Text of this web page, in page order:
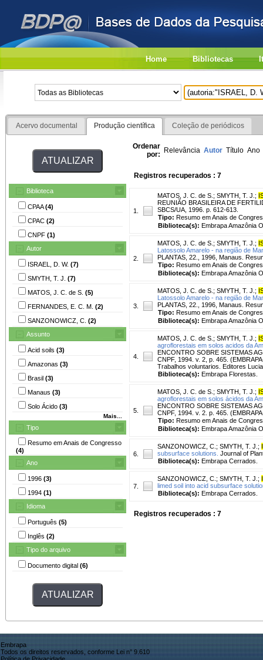
Home Bibliotecas
Acervo documental Produção científica Coleção de periódicos
Biblioteca
CPAA(4)
CPAC (2)
CNPF (1)
Autor
ISRAEL, D. W. (7)
SMYTH, T. J. (7)
MATOS, J. C. de S. (5)
FERNANDES, E. C. M. (2)
SANZONOWICZ, C. (2)
Assunto
Acid soils (3)
Amazonas (3)
Brasil (3)
Manaus (3)
Solo Ácido (3)
Mais...
Tipo
Resumo em Anais de Congresso
(4)
Ano
1996 (3)
1994 (1)
Idioma
Português (5)
Inglês (2)
Tipo do arquivo
Documento digital (6)
Ordenar
por: Relevância Autor Título Ano
Registros recuperados : 7
1.
MATOS, J. C. de S. ; SMYTH, T. J. ;
REUNIÃO BRASILEIRA DE
SBCS/UA, 1996. p. 612-613.
Tipo: Resumo em Anais de
Biblioteca(s): Embrapa Amazônia
2.
MATOS, J. C. de S. ; SMYTH, T. J. ;
Latossolo Amarelo - na região de
PLANTAS, 22., 1996, Manaus.
Tipo: Resumo em Anais de
Biblioteca(s): Embrapa Amazônia
3.
MATOS, J. C. de S. ; SMYTH, T. J. ;
Latossolo Amarelo - na região de
PLANTAS, 22., 1996, Manaus.
Tipo: Resumo em Anais de
Biblioteca(s): Embrapa Amazônia
4.
MATOS, J. C. de S. ; SMYTH, T. J. ;
agroflorestais em solos acidos da
ENCONTRO SOBRE SISTEMAS
CNPF, 1994. v. 2, p. 465.
Trabalhos voluntarios. Editores
Biblioteca(s): Embrapa Florestas.
5.
MATOS, J. C. de S. ; SMYTH, T. J. ;
agroflorestais em solos ácidos da
ENCONTRO SOBRE SISTEMAS
CNPF, 1994. v. 2. p. 465.
Tipo: Resumo em Anais de
Biblioteca(s): Embrapa Amazônia
6.
SANZONOWICZ, C. ; SMYTH, T. J. ;
subsurface solutions. Journal of
Biblioteca(s): Embrapa Cerrados.
7.
SANZONOWICZ, C. ; SMYTH, T. J. ;
limed soil into acid subsurface
Biblioteca(s): Embrapa Cerrados.
Registros recuperados : 7
Embrapa
Todos os direitos reservados, conforme Lei n° 9.610